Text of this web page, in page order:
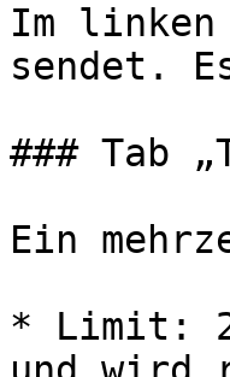
Im
sendet.
### Tab
Ein
* Limit: